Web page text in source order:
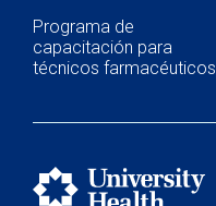
Programa de
capacitación para
técnicos farmacéuticos